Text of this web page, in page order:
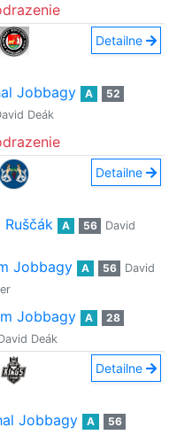
Detailne
Jobbagy A
52
Deák
Detailne
Ruščák A 56
David
Jobbagy A 56
David
Jobbagy A
28
Deák
Detailne
Jobbagy A
56